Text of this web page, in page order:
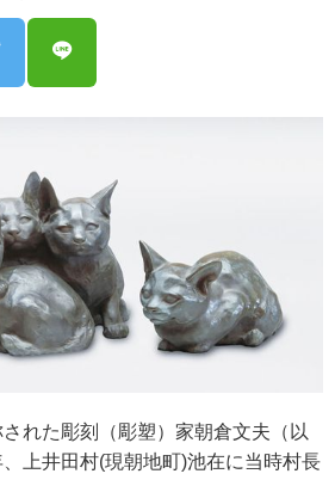
された彫刻（彫塑）家朝倉文夫（以
上井田村(現朝地町)池在に当時村長